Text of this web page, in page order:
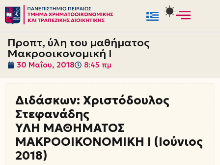
Μεταπηδήστε
στο
περιεχόμενο
Προπτ, ύλη του μαθήματος
Μακροοικονομική Ι
30 Μαΐου, 2018 8:45 πμ
Διδάσκων: Χριστόδουλος
Στεφανάδης
ΥΛΗ ΜΑΘΗΜΑΤΟΣ
ΜΑΚΡΟΟΙΚΟΝΟΜΙΚΗ Ι (Ιούνιος
2018)